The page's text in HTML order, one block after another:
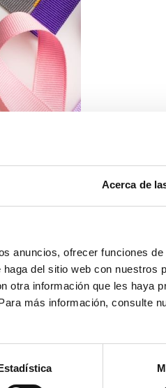
Acerca de
anuncios, ofrecer funciones
del sitio web con nuestros
otra información que les haya
más información, consulte